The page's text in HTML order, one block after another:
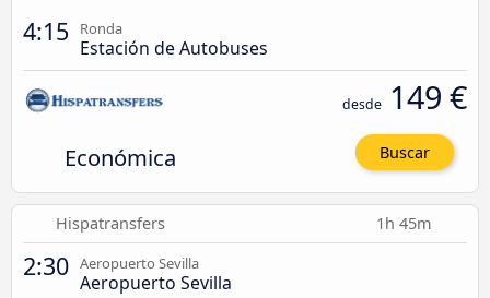
4:15 Ronda
Estación de Autobuses
Económica
desde 149 €
Buscar
Hispatransfers 1h 45m
2:30 Aeropuerto Sevilla
Aeropuerto Sevilla